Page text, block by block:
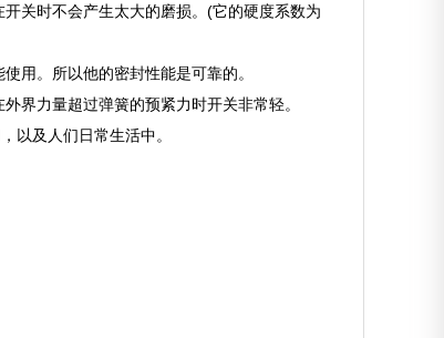
关时不会产生太大的磨损。(它的硬度系数为
用。所以他的密封性能是可靠的。
界力量超过弹簧的预紧力时开关非常轻。
以及人们日常生活中。